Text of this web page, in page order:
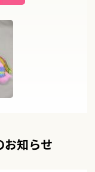
お知らせ